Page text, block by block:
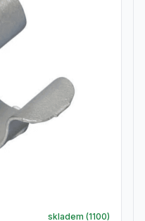
skladem (1100)